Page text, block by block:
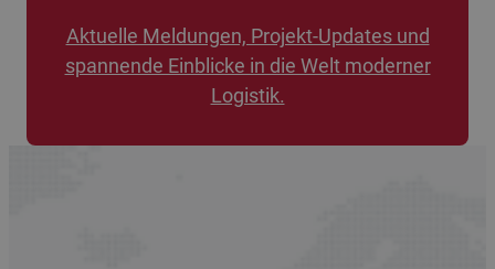
Aktuelle Meldungen, Projekt-Updates und
spannende Einblicke in die Welt moderner
Logistik.